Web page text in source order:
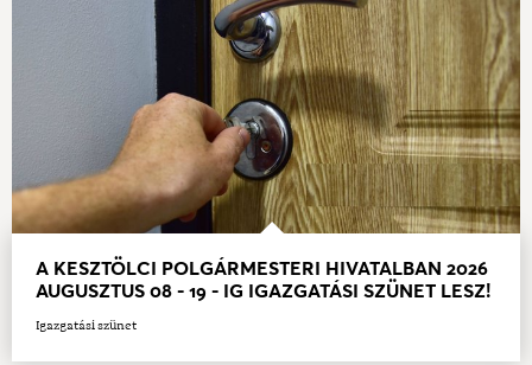
A KESZTÖLCI POLGÁRMESTERI HIVATALBAN 2026
AUGUSZTUS 08 - 19 - IG IGAZGATÁSI SZÜNET LESZ!
Igazgatási szünet